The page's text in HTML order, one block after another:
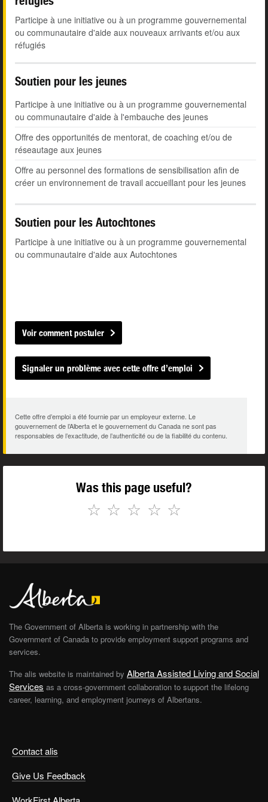
Participe à une initiative ou à un programme gouvernemental
ou communautaire d'aide aux nouveaux arrivants et/ou aux
réfugiés
Soutien pour les jeunes
Participe à une initiative ou à un programme gouvernemental
ou communautaire d'aide à l'embauche des jeunes
Offre des opportunités de mentorat, de coaching et/ou de
réseautage aux jeunes
Offre au personnel des formations de sensibilisation afin de
créer un environnement de travail accueillant pour les jeunes
Soutien pour les Autochtones
Participe à une initiative ou à un programme gouvernemental
ou communautaire d'aide aux Autochtones
Voir comment postuler
Signaler un problème avec cette offre d’emploi
Cette offre d’emploi a été fournie par un employeur externe. Le
gouvernement de l’Alberta et le gouvernement du Canada ne sont pas
responsables de l’exactitude, de l’authenticité ou de la fiabilité du contenu.
Was this page useful?
☆
☆
☆
☆
☆
Contact alis
Give Us Feedback
The Government of Alberta is working in partnership with the
Government of Canada to provide employment support programs and
services.
The alis website is maintained by Alberta Assisted Living and Social
Services as a cross-government collaboration to support the lifelong
career, learning, and employment journeys of Albertans.